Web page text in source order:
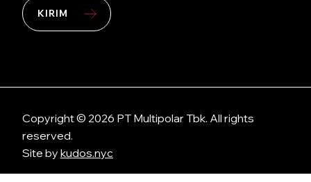
KIRIM
Copyright © 2026 PT Multipolar Tbk. All rights
reserved.
Site by kudos.nyc